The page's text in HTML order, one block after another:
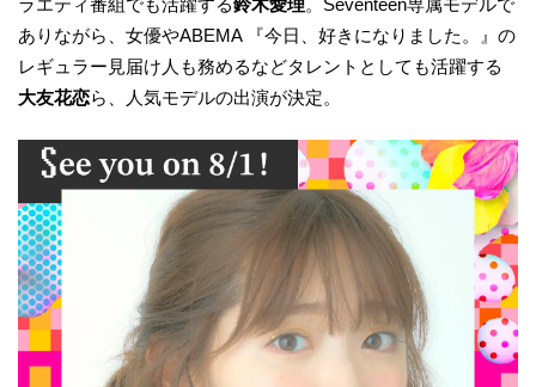
ラエティ番組でも活躍する鈴木愛理。Seventeen専属モデルで
ありながら、女優やABEMA 『今日、好きになりました。』の
レギュラー見届け人も務めるなどタレントとしても活躍する
大友花恋ら、人気モデルの出演が決定。